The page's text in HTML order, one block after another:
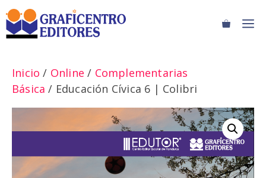
Saltar
al
contenido
Inicio / Online / Complementarias
Básica / Educación Cívica 6 | Colibri